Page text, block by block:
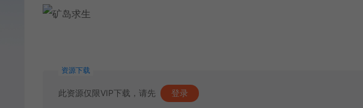
资源下载
此资源仅限VIP下载，请先 登录